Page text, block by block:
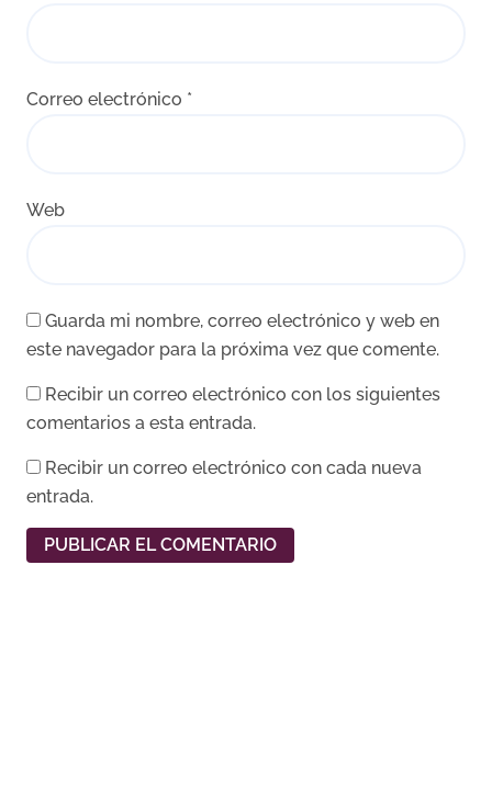
Correo electrónico *
Web
Guarda mi nombre, correo electrónico y web en
este navegador para la próxima vez que comente.
Recibir un correo electrónico con los siguientes
comentarios a esta entrada.
Recibir un correo electrónico con cada nueva
entrada.